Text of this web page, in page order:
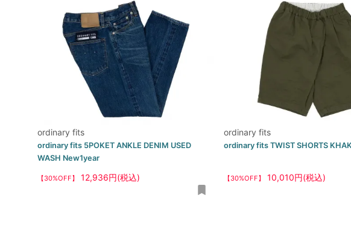
ordinary fits
ordinary fits 5POKET ANKLE DENIM USED
WASH New1year
【30%OFF】 12,936円(税込)
ordinary fits
ordinary fits TWIST SHORTS
【30%OFF】 10,010円(税込)